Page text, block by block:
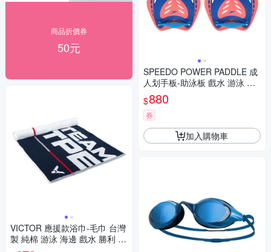
商品折價券
50元
VICTOR 應援款浴巾-毛巾 台灣
製 純棉 游泳 海邊 戲水 勝利 C-
SPEEDO POWER PADDLE 成
人划手板-助泳板 戲水 游泳 訓
練 SD873156F959 藍螢光粉
$880
券
加入購物車